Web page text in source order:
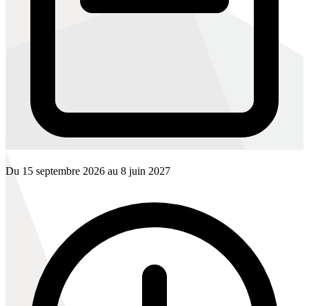
Du 15 septembre 2026 au 8 juin 2027